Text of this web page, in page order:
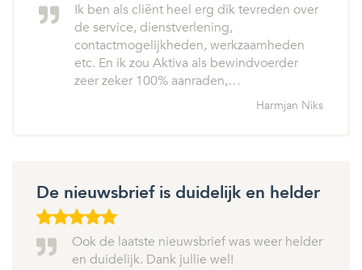
Ik ben als cliënt heel erg dik tevreden over
de service, dienstverlening,
contactmogelijkheden, werkzaamheden
etc. En ik zou Aktiva als bewindvoerder
zeer zeker 100% aanraden,…
Harmjan Niks
De nieuwsbrief is duidelijk en helder
Ook de laatste nieuwsbrief was weer helder
en duidelijk. Dank jullie wel!